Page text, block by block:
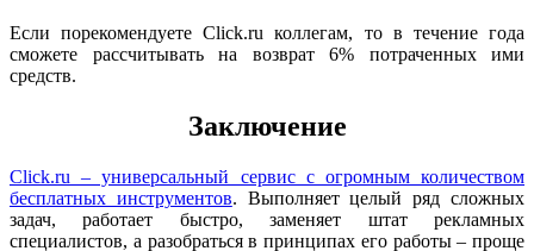
Если порекомендуете Click.ru коллегам, то в течение года
сможете рассчитывать на возврат 6% потраченных ими
средств.
Заключение
Click.ru – универсальный сервис с огромным количеством
бесплатных инструментов. Выполняет целый ряд сложных
задач, работает быстро, заменяет штат рекламных
специалистов, а разобраться в принципах его работы – проще